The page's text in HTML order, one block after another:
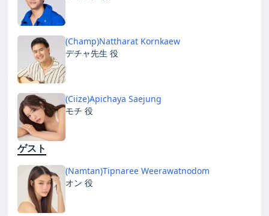
(Champ)Nattharat Kornkaew
デチャ先生 役
(Ciize)Apichaya Saejung
モチ 役
ゲスト
(Namtan)Tipnaree Weerawatnodom
オン 役